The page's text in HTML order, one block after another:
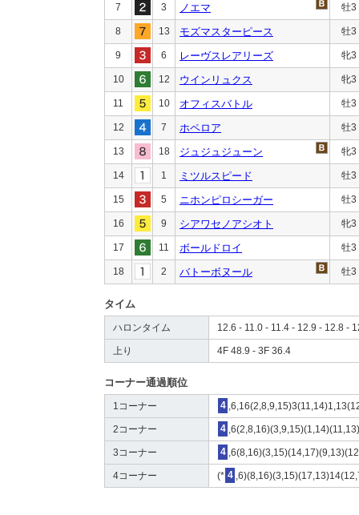
7 3 ノエマ 牡3
8 13 モズマスターピース 牡3
9 6 レーヴスレアリーズ 牝3
10 12 ウインリュクス 牝3
11 10 オフィスバトル 牡3
12 7 ホペロア 牡3
13 18 ジュジュジューン 牝3
14 1 ミツルスピード 牡3
15 5 ニホンピロシーガー 牡3
16 9 シアワセノアシオト 牝3
17 11 ボールドロイ 牡3
18 2 バトーボヌール 牡3
タイム
ハロンタイム 12.6 - 11.0 - 11.4 - 12.9 - 12.8 -
上り 4F 48.9 - 3F 36.4
コーナー通過順位
1コーナー 4
2コーナー 4
3コーナー 4
4コーナー (* 4